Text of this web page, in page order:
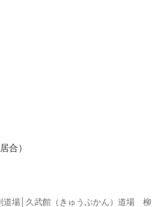
合）
道場│久武館（きゅうぶかん）道場 柳